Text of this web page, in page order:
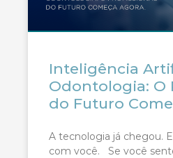
Inteligência
Odontologia: O
do Futuro
A tecnologia já chegou.
com você. Se você